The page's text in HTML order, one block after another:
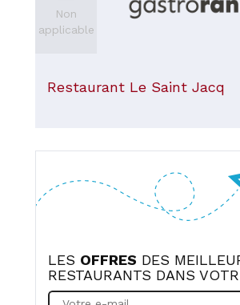
Non
applicable
Restaurant Le Saint Jacq
LES OFFRES DES
RESTAURANTS DANS